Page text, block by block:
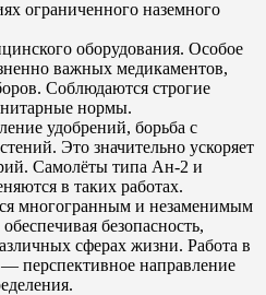
ограниченного наземного
оборудования. Особое
важных медикаментов,
Соблюдаются строгие
нормы.
удобрений, борьба с
Это значительно ускоряет
Самолёты типа Ан-2 и
в таких работах.
многогранным и незаменимым
безопасность,
сферах жизни. Работа в
перспективное направление